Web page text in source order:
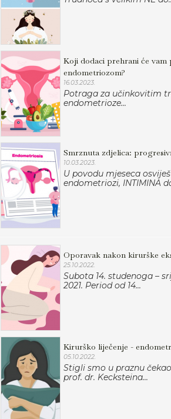
Koji dodaci prehrani će vam
endometriozom?
16.03.2023.
Potraga za učinkovitim
endometrioze...
Smrznuta zdjelica:
10.03.2023.
U povodu mjeseca
endometriozi, INTIMINA
Oporavak nakon kirurške
25.10.2022.
Subota 14. studenoga –
2021. Period od 14...
Kirurško liječenje -
05.10.2022.
Stigli smo u praznu
prof. dr. Kecksteina...